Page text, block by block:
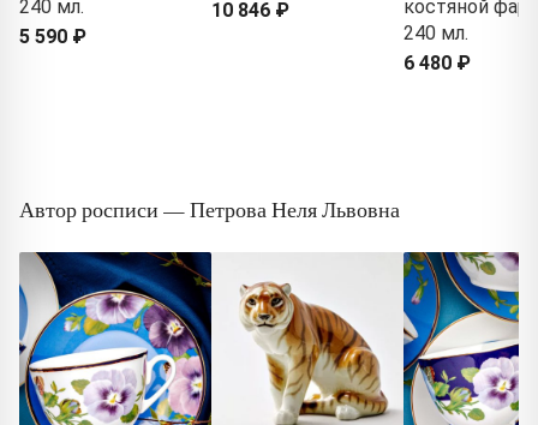
240 мл.
5 590 ₽
10 846 ₽
костяной
240 мл.
6 480 ₽
Автор росписи — Петрова Неля Львовна